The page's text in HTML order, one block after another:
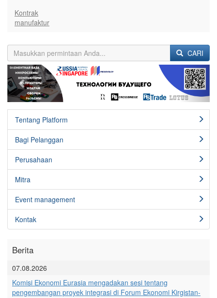
Kontrak
manufaktur
CARI
Previous Next
Tentang Platform
Bagi Pelanggan
Perusahaan
Mitra
Event management
Kontak
Berita
07.08.2026
Komisi Ekonomi Eurasia mengadakan sesi tentang
pengembangan proyek integrasi di Forum Ekonomi Kirgistan-